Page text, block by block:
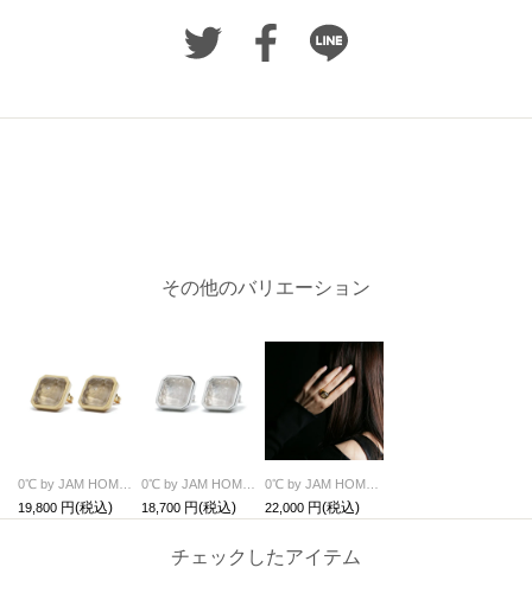
その他のバリエーション
0℃ by JAM HOME MADE フローズンダイヤモンド ピアス (PAIR) - ゴールド / 両耳
19,800
0℃ by JAM HOME MADE フローズンダイヤモンド ピアス (PAIR) - シルバー / 両耳
18,700
0℃ by JAM HOME MADE フローズンダイヤモンド リング・指輪 - ゴールド
22,000
チェックしたアイテム